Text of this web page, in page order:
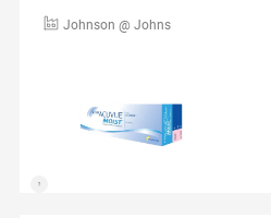
Johnson @ Johns